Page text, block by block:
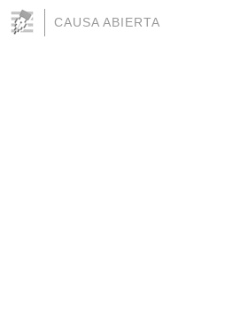
CAUSA ABIERTA